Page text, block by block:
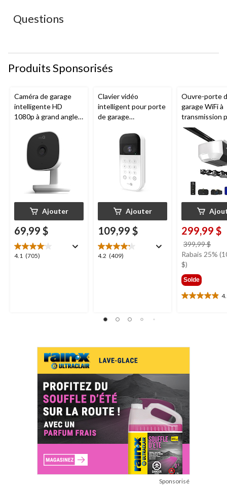
Questions
Produits Sponsorisés
Caméra de garage
intelligente HD
1080p à grand angle
nocturne, résistante
aux intempéries
Ajouter
69,99 $
4.1 (705)
4.1
Clavier vidéo
intelligent pour porte
de garage
nocturne, résistant
aux intempéries,
Ajouter
109,99 $
4.2 (409)
4.2
Ouvre-porte
garage WiFi à
transmission
chaîne de 1/2
Chamberlain
299,99 $
399,99 $
était
Rabais 25%
$)
Solde
4.9
évaluations
Sponsorisé